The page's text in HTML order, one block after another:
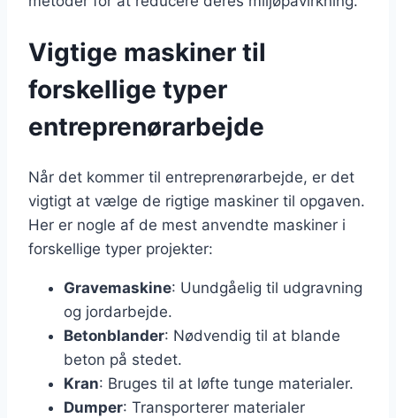
Vigtige maskiner til
forskellige typer
entreprenørarbejde
Når det kommer til entreprenørarbejde, er det
vigtigt at vælge de rigtige maskiner til opgaven.
Her er nogle af de mest anvendte maskiner i
forskellige typer projekter:
Gravemaskine: Uundgåelig til udgravning
og jordarbejde.
Betonblander: Nødvendig til at blande
beton på stedet.
Kran: Bruges til at løfte tunge materialer.
Dumper: Transporterer materialer